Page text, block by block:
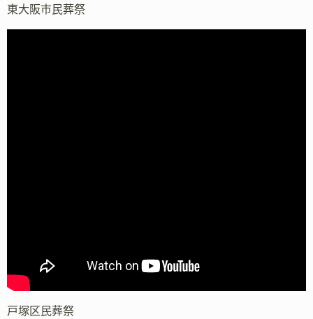
東大阪市民葬祭
戸塚区民葬祭